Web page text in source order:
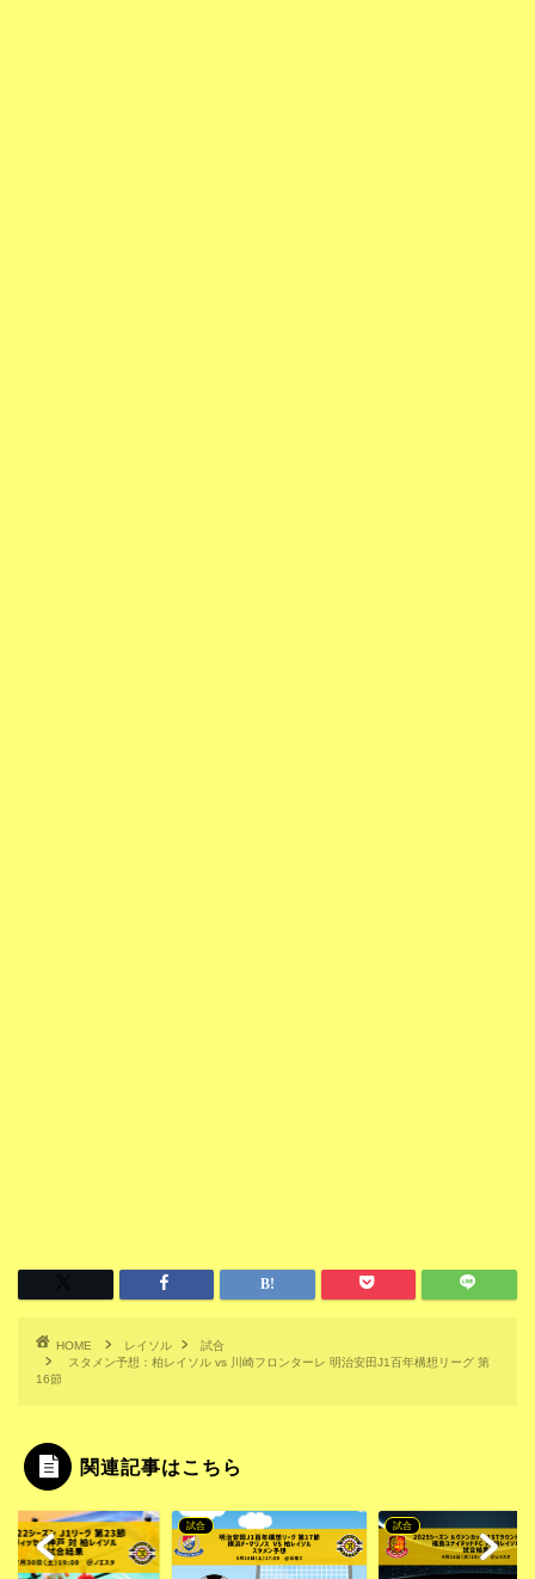
HOME レイソル
試合
スタメン予想：柏レイソル vs 川崎フロンターレ 明治安田J1百年構想リーグ 第
16節
関連記事はこちら
試合 試合